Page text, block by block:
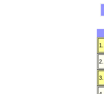
1.
2.
3.